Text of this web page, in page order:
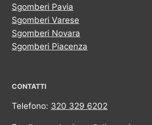
Sgomberi Pavia
Sgomberi Varese
Sgomberi Novara
Sgomberi Piacenza
CONTATTI
Telefono: 320 329 6202